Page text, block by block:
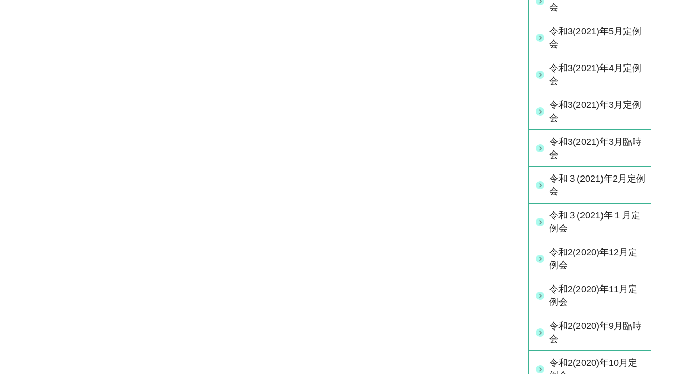
会
令和3(2021)年5月定例
会
令和3(2021)年4月定例
会
令和3(2021)年3月定例
会
令和3(2021)年3月臨時
会
令和３(2021)年2月定例
会
令和３(2021)年１月定
例会
令和2(2020)年12月定
例会
令和2(2020)年11月定
例会
令和2(2020)年9月臨時
会
令和2(2020)年10月定